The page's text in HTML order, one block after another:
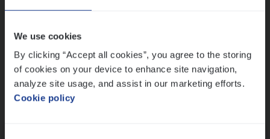
We use cookies
By clicking “Accept all cookies”, you agree to the storing
of cookies on your device to enhance site navigation,
analyze site usage, and assist in our marketing efforts.
Cookie policy